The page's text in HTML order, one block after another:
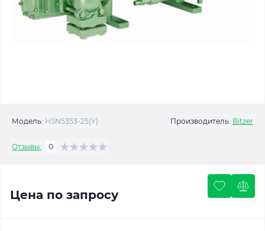
Модель: HSN5353-25(Y) Производитель: Bitzer
Отзывы: 0
Цена по запросу